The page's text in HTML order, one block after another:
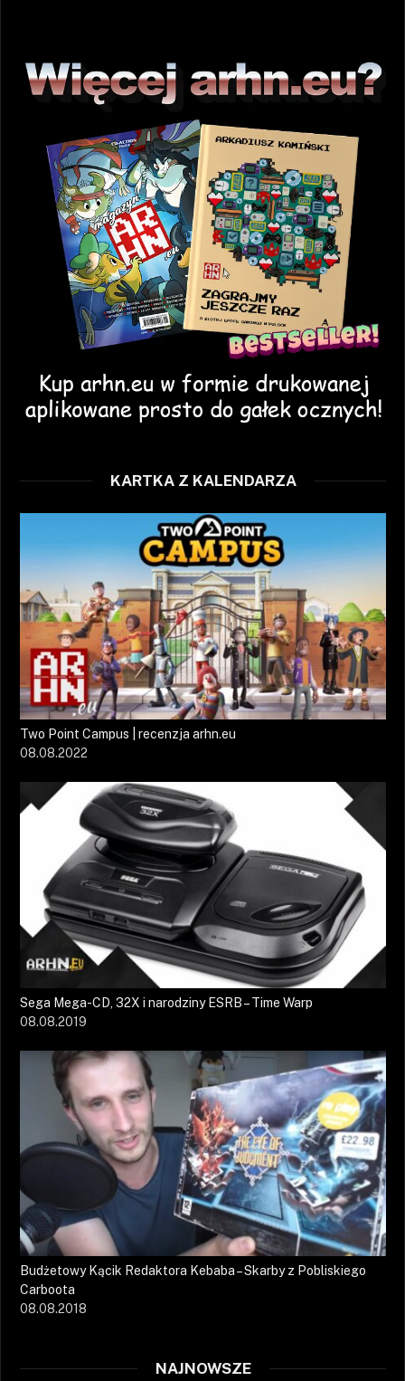
KARTKA Z KALENDARZA
Two Point Campus | recenzja arhn.eu
08.08.2022
Sega Mega-CD, 32X i narodziny ESRB – Time Warp
08.08.2019
Budżetowy Kącik Redaktora Kebaba – Skarby z Pobliskiego
Carboota
08.08.2018
NAJNOWSZE